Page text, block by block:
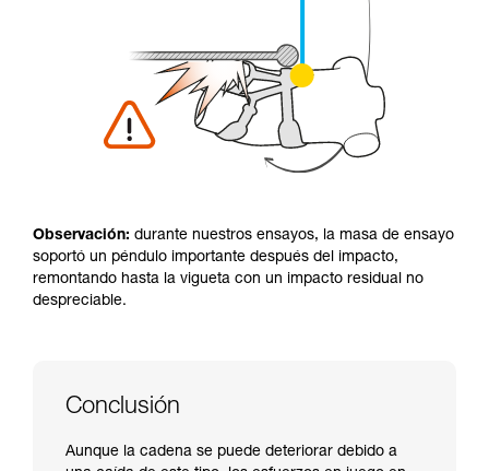
Observación: durante nuestros ensayos, la masa de ensayo
soportó un péndulo importante después del impacto,
remontando hasta la vigueta con un impacto residual no
despreciable.
Conclusión
Aunque la cadena se puede deteriorar debido a